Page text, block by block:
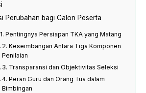
Perubahan bagi Calon Peserta
1. Pentingnya Persiapan TKA yang Matang
2. Keseimbangan Antara Tiga Komponen
Penilaian
3. Transparansi dan Objektivitas Seleksi
4. Peran Guru dan Orang Tua dalam
Bimbingan